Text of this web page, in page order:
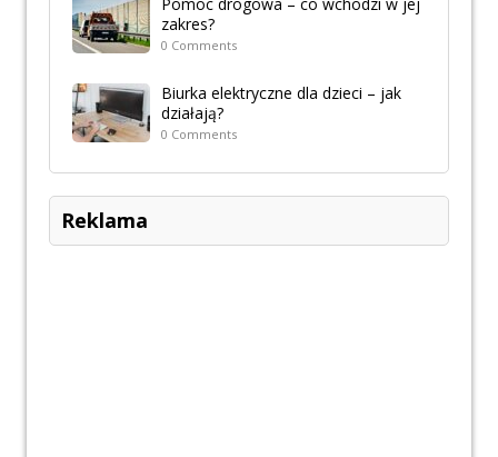
Pomoc drogowa – co wchodzi w jej
zakres?
0 Comments
Biurka elektryczne dla dzieci – jak
działają?
0 Comments
Reklama